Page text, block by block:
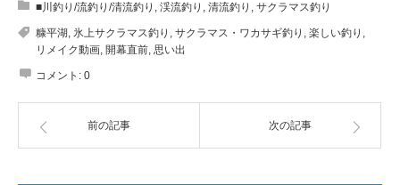
■川釣り/流釣り/清流釣り , 渓流釣り , 清流釣り , サクラマス釣り
糠平湖, 氷上サクラマス釣り , サクラマス・ワカサギ釣り , 楽しい釣り ,
リメイク動画, 開幕直前, 思い出
コメント: 0
前の記事 次の記事